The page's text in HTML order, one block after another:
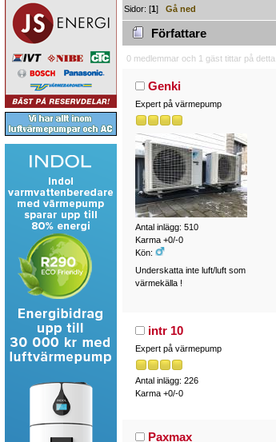
Sidor: [1]Gå ned
Författare
0 medlemmar och 1 gäst tittar på detta
Genki
Expert på värmepump
Antal inlägg: 510
Karma +0/-0
Kön:
Underskatta inte luft/luft som
värmekälla !
intr 10
Expert på värmepump
Antal inlägg: 226
Karma +0/-0
Paxmax